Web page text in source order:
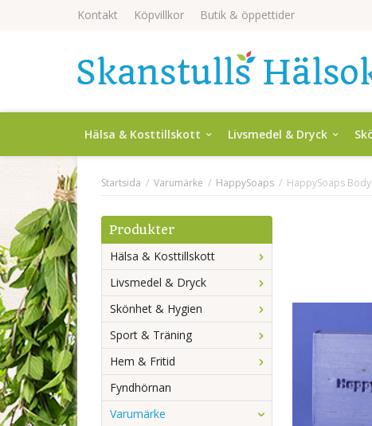
Kontakt Köpvillkor Butik & öppettider
Hälsa & Kosttillskott Livsmedel & Dryck
Startsida / Varumärke / HappySoaps / HappySoaps
Produkter
Hälsa & Kosttillskott
Livsmedel & Dryck
Skönhet & Hygien
Sport & Träning
Hem & Fritid
Fyndhörnan
Varumärke